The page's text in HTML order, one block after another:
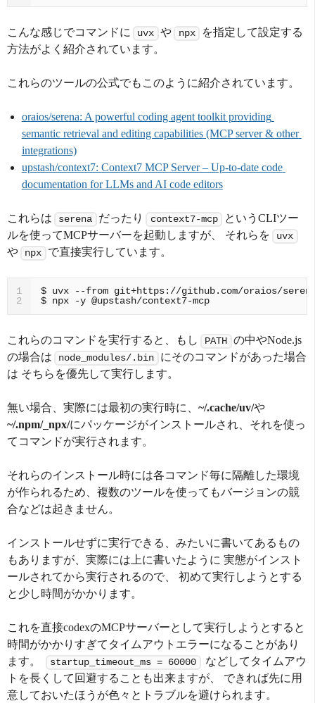
こんな感じでコマンドに uvx や npx
を指定して設定する
方法がよく紹介されています。
これらのツールの公式でもこのように紹介されています。
oraios/serena: A powerful coding agent toolkit providing
semantic retrieval and editing capabilities (MCP server & other
integrations)
upstash/context7: Context7 MCP Server – Up-to-date code
documentation for LLMs and AI code editors
これらは serena だったり context7-mcp
というCLIツー
ルを使ってMCPサーバーを起動しますが、 それらを
uvx
や npx で直接実行しています。
1
2
$ npx -y @upstash/context7-mcp
これらのコマンドを実行すると、もし PATH の中やNode.js
の場合は
node_modules/.bin
にそのコマンドがあった場合
は そちらを優先して実行します。
無い場合、実際には最初の実行時に、 ~/.cache/uv/や
~/.npm/_npx/にパッケージがインストールされ、それを使っ
てコマンドが実行されます。
それらのインストール時には各コマンド毎に隔離した環境
が作られるため、複数のツールを使ってもバージョンの競
合などは起きません。
インストールせずに実行できる、みたいに書いてあるもの
もありますが、実際には上に書いたように 実態がインスト
ールされてから実行されるので、 初めて実行しようとする
と少し時間がかかります。
これを直接codexのMCPサーバーとして実行しようとすると
時間がかかりすぎてタイムアウトエラーになることがあり
ます。
startup_timeout_ms = 60000
などしてタイムアウ
トを長くして回避することも出来ますが、 できれば先に用
意しておいたほうが色々とトラブルを避けられます。